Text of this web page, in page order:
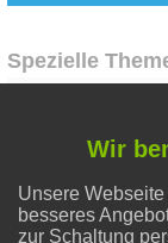
Spezielle
Wir
Unsere
besseres
zur Schaltung